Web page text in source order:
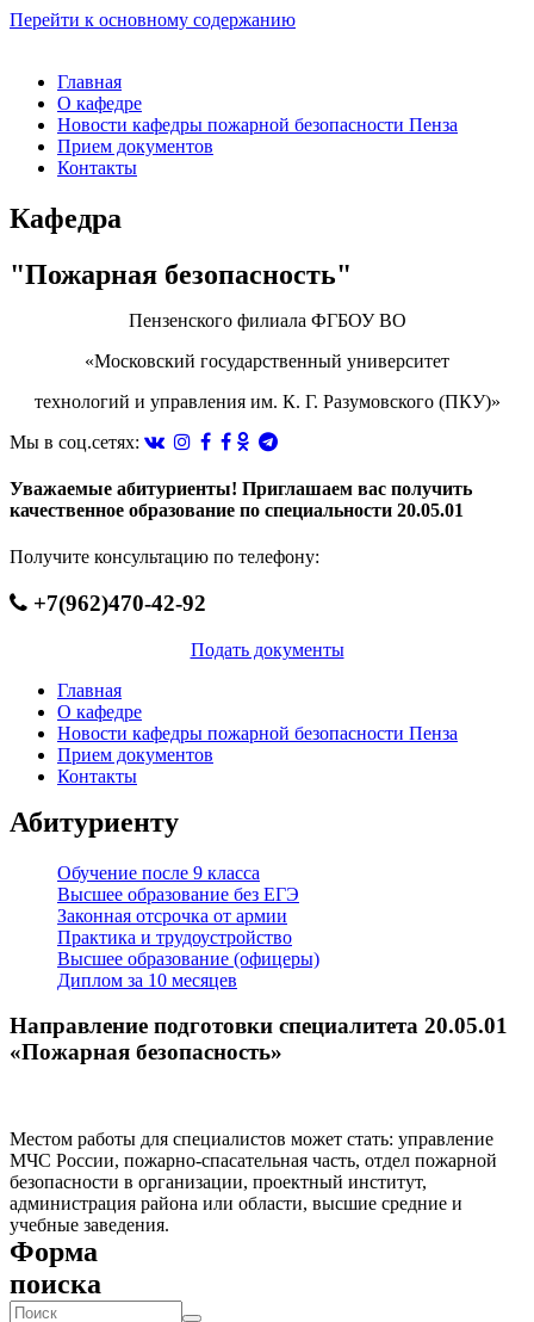
Перейти к основному содержанию
Главная
О кафедре
Новости кафедры пожарной безопасности Пенза
Прием документов
Контакты
Кафедра
"Пожарная безопасность"
Пензенского филиала ФГБОУ ВО
«Московский государственный университет
технологий и управления им. К. Г. Разумовского (ПКУ)»
Мы в соц.сетях:
Уважаемые абитуриенты! Приглашаем вас получить
качественное образование по специальности 20.05.01
Получите консультацию по телефону:
+7(962)470-42-92
Подать документы
Главная
О кафедре
Новости кафедры пожарной безопасности Пенза
Прием документов
Контакты
Абитуриенту
Обучение после 9 класса
Высшее образование без ЕГЭ
Законная отсрочка от армии
Практика и трудоустройство
Высшее образование (офицеры)
Диплом за 10 месяцев
Направление подготовки специалитета 20.05.01
«Пожарная безопасность»
Местом работы для специалистов может стать: управление
МЧС России, пожарно-спасательная часть, отдел пожарной
безопасности в организации, проектный институт,
администрация района или области, высшие средние и
учебные заведения.
Форма
поиска